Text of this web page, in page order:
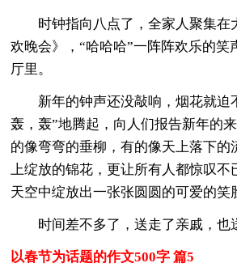
时钟指向八点了，全家人聚集在
欢晚会》，“哈哈哈”一阵阵欢乐的笑
厅里。
新年的钟声还没敲响，烟花就迫
轰，轰”地腾起，向人们报告新年的
的像弯弯的垂柳，有的像天上落下的
上绽放的锦花，更让所有人都惊叹
天空中绽放出一张张圆圆的可爱的笑
时间差不多了，送走了亲戚，
以春节为话题的作文500字 篇5